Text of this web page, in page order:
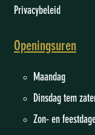
Privacybeleid
Openingsuren
Dinsdag tem
Zon- en